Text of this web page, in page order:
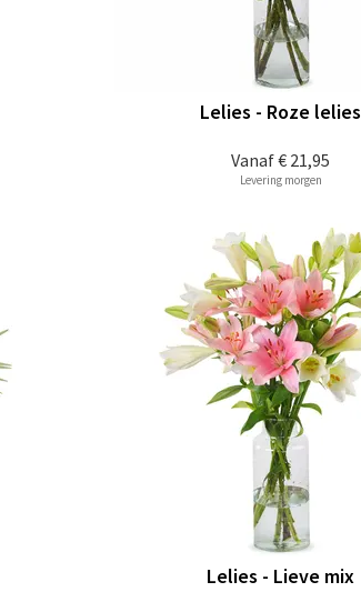
Vanaf€ 21,95
Lelies - Roze lelies
Levering morgen
Lelies - Lieve mix